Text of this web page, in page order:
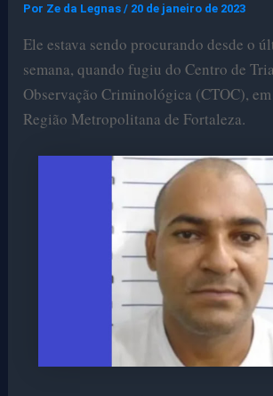
Por Ze da Legnas/ 20 de janeiro de 2023
Ele estava sendo procurando desde o
semana, quando fugiu do Centro de
Observação Criminológica (CTOC),
Região Metropolitana de Fortaleza.